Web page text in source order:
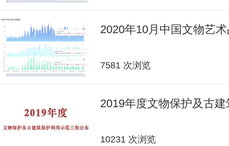
2020年10月中国文物艺
7581 次浏览
2019年度文物保护及古
10231 次浏览